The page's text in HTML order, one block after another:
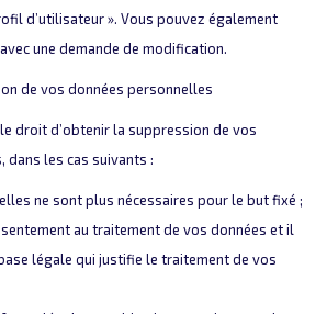
d’utilisateur ». Vous pouvez également
une demande de modification.
de vos données personnelles
droit d’obtenir la suppression de vos
dans les cas suivants :
ne sont plus nécessaires pour le but fixé ;
au traitement de vos données et il
légale qui justifie le traitement de vos